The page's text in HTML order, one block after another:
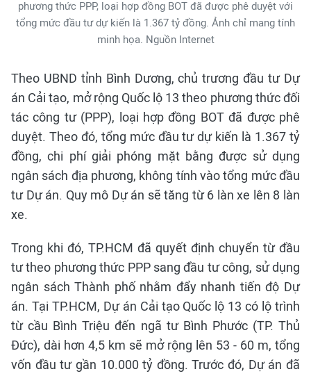
phương thức PPP, loại hợp đồng BOT đã được phê duyệt với
tổng mức đầu tư dự kiến là 1.367 tỷ đồng. Ảnh chỉ mang tính
minh họa. Nguồn Internet
Theo UBND tỉnh Bình Dương, chủ trương đầu tư Dự
án Cải tạo, mở rộng Quốc lộ 13 theo phương thức đối
tác công tư (PPP), loại hợp đồng BOT đã được phê
duyệt. Theo đó, tổng mức đầu tư dự kiến là 1.367 tỷ
đồng, chi phí giải phóng mặt bằng được sử dụng
ngân sách địa phương, không tính vào tổng mức đầu
tư Dự án. Quy mô Dự án sẽ tăng từ 6 làn xe lên 8 làn
xe.
Trong khi đó, TP.HCM đã quyết định chuyển từ đầu
tư theo phương thức PPP sang đầu tư công, sử dụng
ngân sách Thành phố nhằm đẩy nhanh tiến độ Dự
án. Tại TP.HCM, Dự án Cải tạo Quốc lộ 13 có lộ trình
từ cầu Bình Triệu đến ngã tư Bình Phước (TP. Thủ
Đức), dài hơn 4,5 km sẽ mở rộng lên 53 - 60 m, tổng
vốn đầu tư gần 10.000 tỷ đồng. Trước đó, Dự án đã